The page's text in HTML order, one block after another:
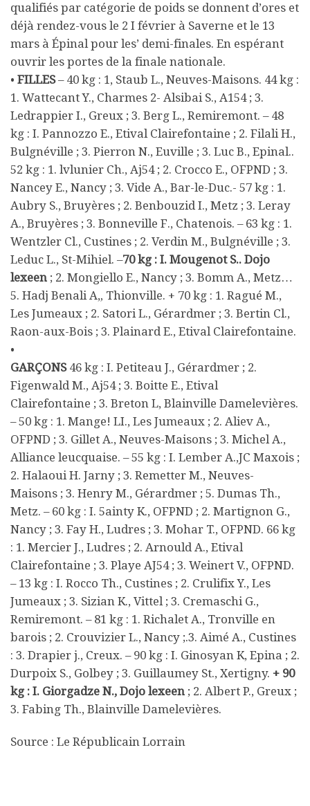
qualifiés par catégorie de poids se donnent d’ores et
déjà rendez-vous le 2 I février à Saverne et le 13
mars à Épinal pour les’ demi-finales. En espérant
ouvrir les portes de la finale nationale.
• FILLES– 40 kg : 1, Staub L., Neuves-Maisons. 44 kg :
1. Wattecant Y., Charmes 2- Alsibai S., A154 ; 3.
Ledrappier I., Greux ; 3. Berg L., Remiremont. – 48
kg : I. Pannozzo E., Etival Clairefontaine ; 2. Filali H.,
Bulgnéville ; 3. Pierron N., Euville ; 3. Luc B., Epinal..
52 kg : 1. lvlunier Ch., Aj54 ; 2. Crocco E., OFPND ; 3.
Nancey E., Nancy ; 3. Vide A., Bar-le-Duc.- 57 kg : 1.
Aubry S., Bruyères ; 2. Benbouzid I., Metz ; 3. Leray
A., Bruyères ; 3. Bonneville F., Chatenois. – 63 kg : 1.
Wentzler Cl., Custines ; 2. Verdin M., Bulgnéville ; 3.
Leduc L., St-Mihiel. –70 kg : I. Mougenot S.. Dojo
lexeen ; 2. Mongiello E., Nancy ; 3. Bomm A., Metz…
5. Hadj Benali A„ Thionville. + 70 kg : 1. Ragué M.,
Les Jumeaux ; 2. Satori L., Gérardmer ; 3. Bertin Cl.,
Raon-aux-Bois ; 3. Plainard E., Etival Clairefontaine.
•
GARÇONS46 kg : I. Petiteau J., Gérardmer ; 2.
Figenwald M., Aj54 ; 3. Boitte E., Etival
Clairefontaine ; 3. Breton L, Blainville Damelevières.
– 50 kg : 1. Mange! LI., Les Jumeaux ; 2. Aliev A.,
OFPND ; 3. Gillet A., Neuves-Maisons ; 3. Michel A.,
Alliance leucquaise. – 55 kg : I. Lember A.,JC Maxois ;
2. Halaoui H. Jarny ; 3. Remetter M., Neuves-
Maisons ; 3. Henry M., Gérardmer ; 5. Dumas Th.,
Metz. – 60 kg : I. 5ainty K., OFPND ; 2. Martignon G.,
Nancy ; 3. Fay H., Ludres ; 3. Mohar T., OFPND. 66 kg
: 1. Mercier J., Ludres ; 2. Arnould A., Etival
Clairefontaine ; 3. Playe AJ54 ; 3. Weinert V., OFPND.
– 13 kg : I. Rocco Th., Custines ; 2. Crulifix Y., Les
Jumeaux ; 3. Sizian K., Vittel ; 3. Cremaschi G.,
Remiremont. – 81 kg : 1. Richalet A., Tronville en
barois ; 2. Crouvizier L., Nancy ;.3. Aimé A., Custines
: 3. Drapier j., Creux. – 90 kg : I. Ginosyan K, Epina ; 2.
Durpoix S., Golbey ; 3. Guillaumey St., Xertigny. + 90
kg : I. Giorgadze N., Dojo lexeen ; 2. Albert P., Greux ;
3. Fabing Th., Blainville Damelevières.
Source : Le Républicain Lorrain